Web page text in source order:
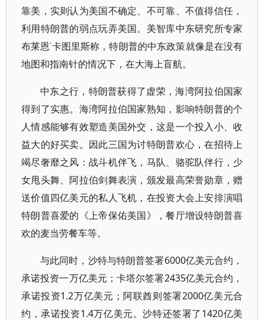
靠美，实则认为美国不确定、不可靠、不值得信任，
利用特朗普的弱点玩弄美国。美智库中东研究所专家
布莱恩˙卡图里斯称，特朗普的中东政策就像是在没有
地图和指南针的情况下，在大海上盲航。
中东之行，特朗普获得了虚荣，海湾阿拉伯国家
得到了实惠。海湾阿拉伯国家熟知，影响特朗普的个
人情感能够有效塑造美国外交，这是一个投入小、收
益大的好买卖。因此三国为讨特朗普欢心，在招待上
竭尽奢靡之风：战斗机伴飞，马队、骆驼队伴行，少
女甩头舞、阿拉伯剑舞表演，颁发最高荣誉勋章，赠
送价值四亿美元的私人飞机，在投资大会上安排演唱
特朗普喜爱的《上帝保佑美国》，餐厅增设特朗普喜
欢的麦当劳餐车等。
与此同时，沙特与特朗普签署6000亿美元合约，
承诺投资一万亿美元；卡塔尔签署2435亿美元合约，
承诺投资1.2万亿美元；阿联酋则签署2000亿美元合
约，承诺投资1.4万亿美元。沙特还签署了1420亿美